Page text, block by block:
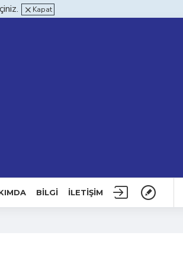
Kapat
BILGI İLETIŞIM